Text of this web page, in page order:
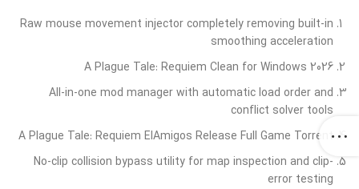
Raw mouse movement injector completely removing built-in
smoothing acceleration
A Plague Tale: Requiem Clean for Windows 2026
All-in-one mod manager with automatic load order and
conflict solver tools
A Plague Tale: Requiem ElAmigos Release Full Game Torrent
No-clip collision bypass utility for map inspection and clip-
error testing